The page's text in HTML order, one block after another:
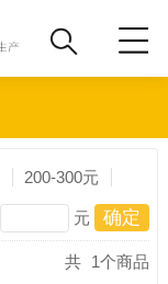
200-300元
元
共 1个商品